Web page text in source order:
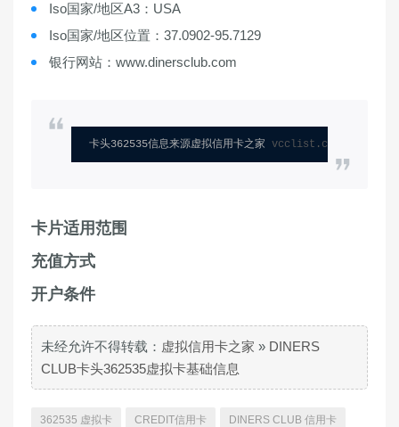
Iso国家/地区A3：USA
Iso国家/地区位置：37.0902-95.7129
银行网站：www.dinersclub.com
卡头362535信息来源虚拟信用卡之家 vcclist.com
卡片适用范围
充值方式
开户条件
未经允许不得转载： 虚拟信用卡之家 » DINERS
CLUB卡头362535虚拟卡基础信息
362535 虚拟卡 CREDIT信用卡 DINERS CLUB 信用卡